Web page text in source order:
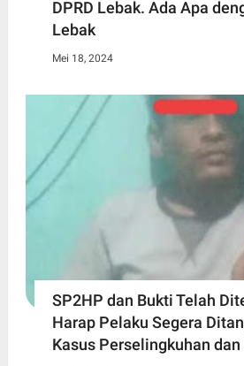
DPRD Lebak. Ada Apa
Lebak
Mei 18, 2024
SP2HP dan Bukti Telah
Harap Pelaku Segera
Kasus Perselingkuhan